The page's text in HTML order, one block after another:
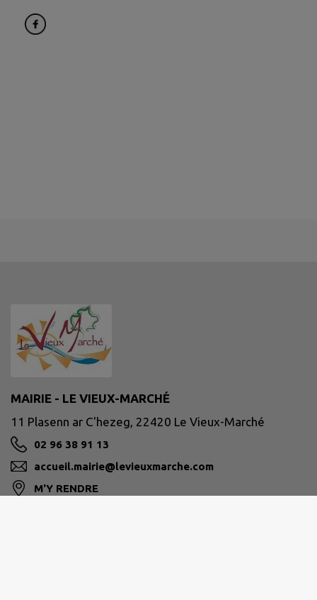
MAIRIE - LE VIEUX-MARCHÉ
11 Plasenn ar C'hezeg, 22420 Le Vieux-Marché
02 96 38 91 13
accueil.mairie@levieuxmarche.com
M'Y RENDRE